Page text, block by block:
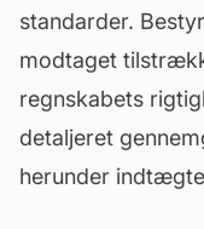
standarder.
modtaget
regnskabets
detaljeret
herunder